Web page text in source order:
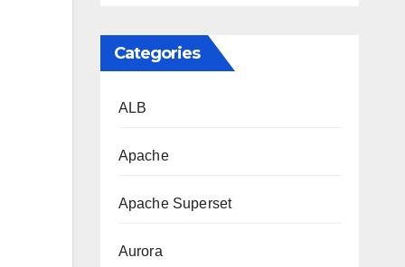
Categories
ALB
Apache
Apache Superset
Aurora